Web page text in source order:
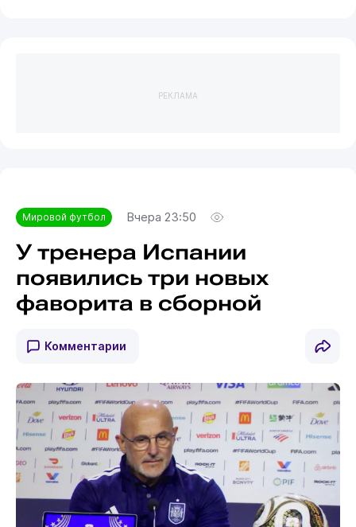
РЕКЛАМА
Мировой футбол Вчера 23:50
У тренера Испании
появились три новых
фаворита в сборной
Комментарии